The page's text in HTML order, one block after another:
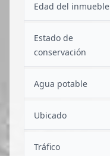
Edad del inmueble
Estado de
conservación
Agua potable
Ubicado
Tráfico